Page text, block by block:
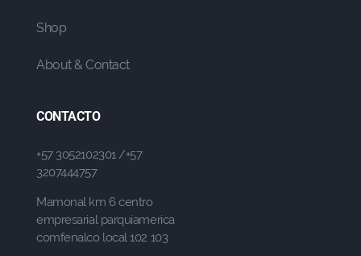
Shop
About & Contact
CONTACTO
+57 3052102301 /+57
3207444757
Mamonal km 6 centro
empresarial parquiamerica
comfenalco local 102 103